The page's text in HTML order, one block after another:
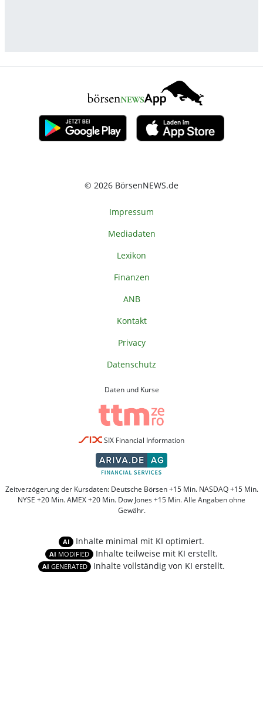
© 2026 BörsenNEWS.de
Impressum
Mediadaten
Lexikon
Finanzen
ANB
Kontakt
Privacy
Datenschutz
Daten und Kurse
SIX Financial Information
Zeitverzögerung der Kursdaten: Deutsche Börsen +15 Min. NASDAQ +15 Min.
NYSE +20 Min. AMEX +20 Min. Dow Jones +15 Min. Alle Angaben ohne
Gewähr.
AI Inhalte minimal mit KI optimiert.
AI MODIFIED Inhalte teilweise mit KI erstellt.
AI GENERATED Inhalte vollständig von KI erstellt.